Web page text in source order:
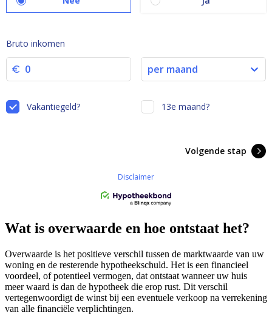
Wat is overwaarde en hoe ontstaat het?
Overwaarde is het positieve verschil tussen de marktwaarde van uw
woning en de resterende hypotheekschuld. Het is een financieel
voordeel, of potentieel vermogen, dat ontstaat wanneer uw huis
meer waard is dan de hypotheek die erop rust. Dit verschil
vertegenwoordigt de winst bij een eventuele verkoop na verrekening
van alle financiële verplichtingen.